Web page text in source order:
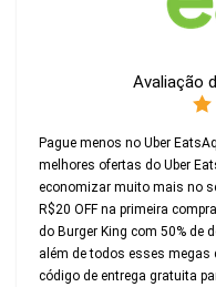
Avaliação
Pague menos no Uber
melhores ofertas do Uber
economizar muito mais no
R$20 OFF na primeira
do Burger King com 50% de
além de todos esses
código de entrega gratuita